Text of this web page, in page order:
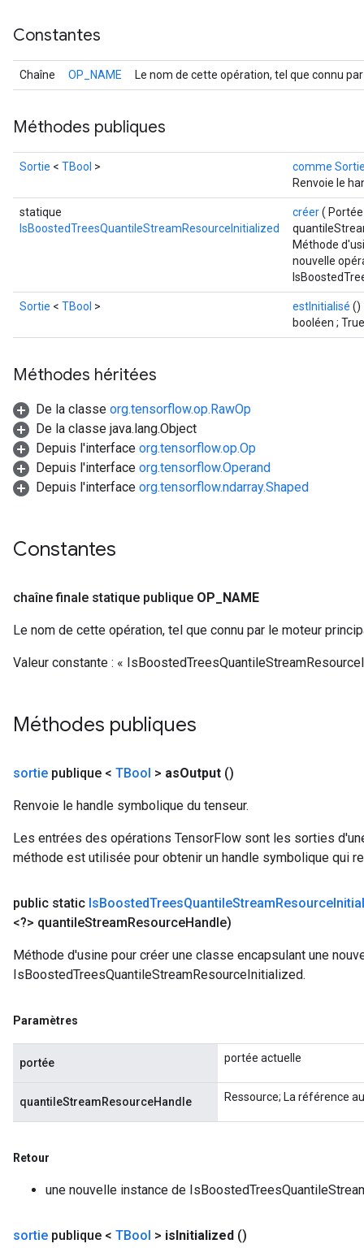
Constantes
Chaîne OP_NAME Le nom de cette opération, tel que connu
Méthodes publiques
Sortie < TBool >
comme
Renvoie le
statique
IsBoostedTreesQuantileStreamResourceInitialized
créer(
Méthode
nouvelle
Sortie < TBool > estInitialisé ()
booléen ;
Méthodes héritées
De la classe org.tensorflow.op.RawOp
De la classe java.lang.Object
Depuis l'interface org.tensorflow.op.Op
Depuis l'interface org.tensorflow.Operand
Depuis l'interface org.tensorflow.ndarray.Shaped
Constantes
chaîne finale statique publique OP NAME
Le nom de cette opération, tel que connu par le moteur
Valeur constante : «
Méthodes publiques
sortie publique < TBool > asOutput ()
Renvoie le handle symbolique du tenseur.
Les entrées des opérations TensorFlow sont les sorties
méthode est utilisée pour obtenir un handle symbolique qui
public static IsBoostedTreesQuantileStreamResource
<?> quantileStreamResourceHandle)
Méthode d'usine pour créer une classe encapsulant une
IsBoostedTreesQuantileStreamResourceInitialized.
Paramètres
portée portée actuelle
quantileStreamResourceHandle Ressource; La référence
Retour
une nouvelle instance de
sortie publique < TBool > isInitialized ()